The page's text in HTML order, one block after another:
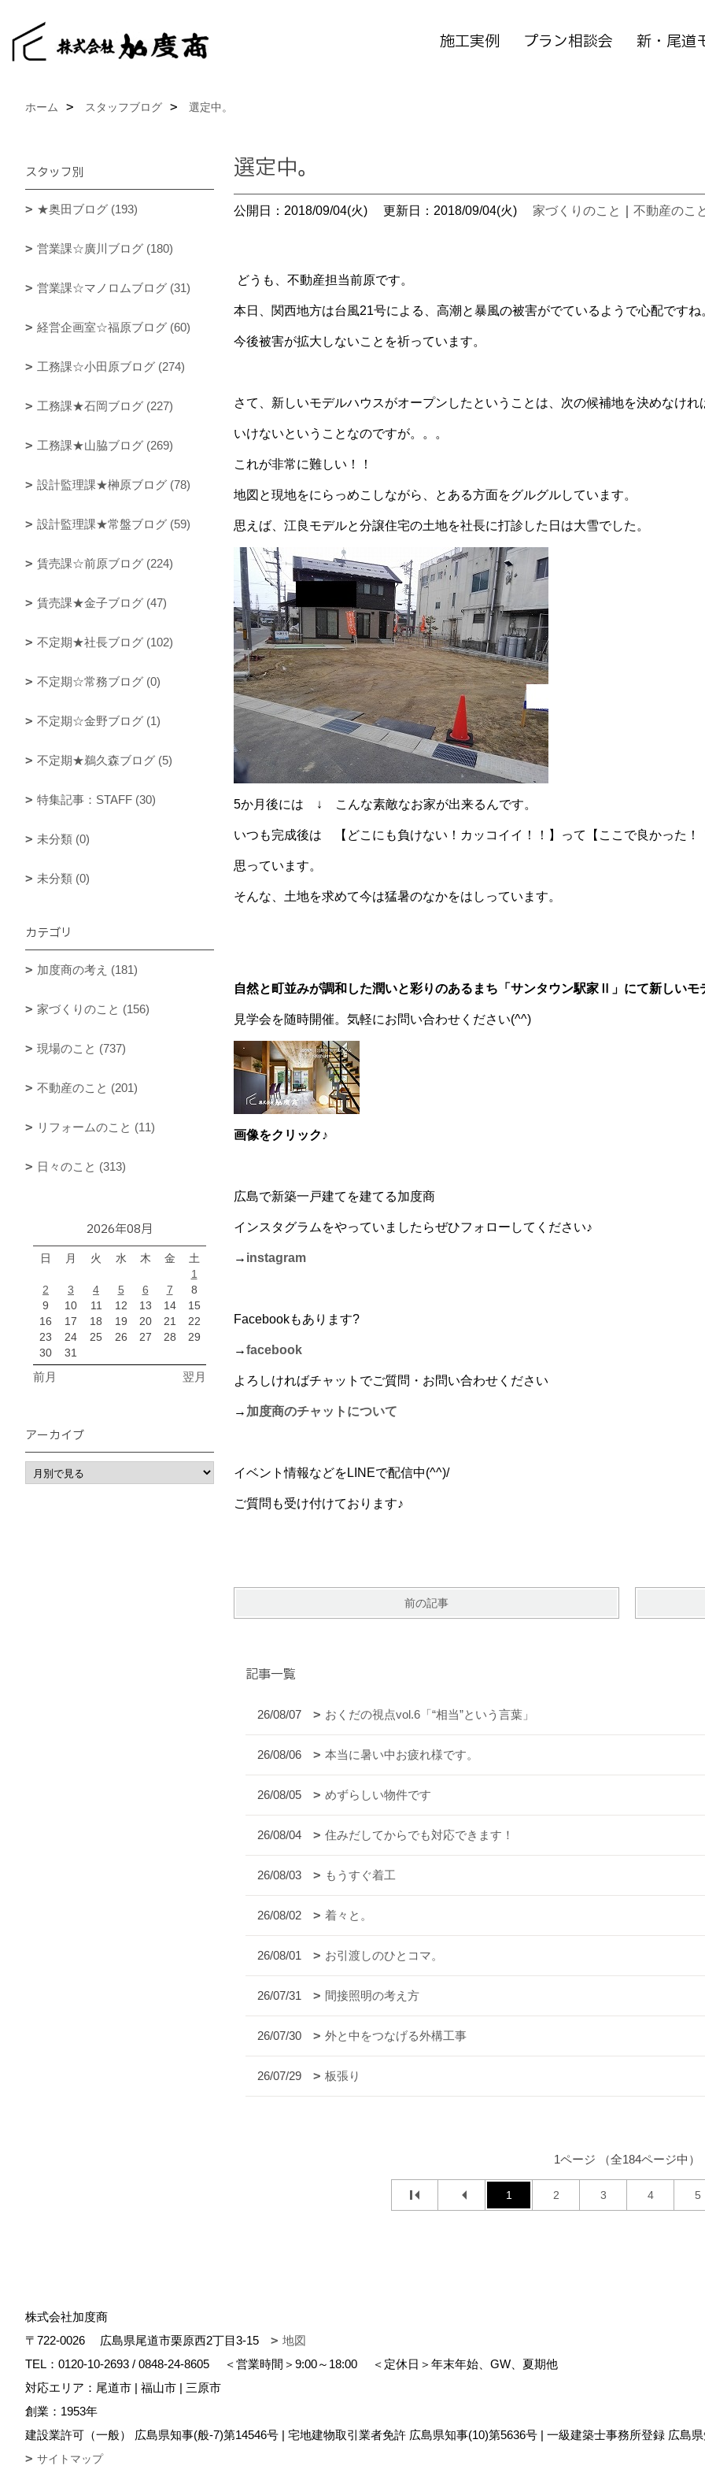
施工実例 プラン相談会 新・尾道
ホーム スタッフブログ 選定中。
選定中。
公開日：2018/09/04(火) 更新日：2018/09/04(火) 家づくりのこと 不動産のこ
どうも、不動産担当前原です。
本日、関西地方は台風21号による、高潮と暴風の被害がでているようで心配ですね
今後被害が拡大しないことを祈っています。
さて、新しいモデルハウスがオープンしたということは、次の候補地を決めなけれ
いけないということなのですが。。。
これが非常に難しい！！
地図と現地をにらっめこしながら、とある方面をグルグルしています。
思えば、江良モデルと分譲住宅の土地を社長に打診した日は大雪でした。
5か月後には ↓ こんな素敵なお家が出来るんです。
いつも完成後は 【どこにも負けない！カッコイイ！！】って【ここで良かった！
思っています。
そんな、土地を求めて今は猛暑のなかをはしっています。
自然と町並みが調和した潤いと彩りのあるまち「サンタウン駅家Ⅱ」にて新しいモ
見学会を随時開催。気軽にお問い合わせください(^^)
画像をクリック♪
広島で新築一戸建てを建てる加度商
インスタグラムをやっていましたらぜひフォローしてください♪
→ instagram
Facebookもあります?
→facebook
よろしければチャットでご質問・お問い合わせください
→ 加度商のチャットについて
イベント情報などをLINEで配信中(^^)/
ご質問も受け付けております♪
前の記事
記事一覧
26/08/07 おくだの視点vol.6「“相当”という言葉」
26/08/06 本当に暑い中お疲れ様です。
26/08/05 めずらしい物件です
26/08/04 住みだしてからでも対応できます！
26/08/03 もうすぐ着工
26/08/02 着々と。
26/08/01 お引渡しのひとコマ。
26/07/31 間接照明の考え方
26/07/30 外と中をつなげる外構工事
26/07/29 板張り
1ページ （全184ページ中）
1 2 3 4 5
スタッフ別
★奥田ブログ (193)
営業課☆廣川ブログ (180)
営業課☆マノロムブログ (31)
経営企画室☆福原ブログ (60)
工務課☆小田原ブログ (274)
工務課★石岡ブログ (227)
工務課★山脇ブログ (269)
設計監理課★榊原ブログ (78)
設計監理課★常盤ブログ (59)
賃売課☆前原ブログ (224)
賃売課★金子ブログ (47)
不定期★社長ブログ (102)
不定期☆常務ブログ (0)
不定期☆金野ブログ (1)
不定期★鵜久森ブログ (5)
特集記事：STAFF (30)
未分類 (0)
未分類 (0)
カテゴリ
加度商の考え (181)
家づくりのこと (156)
現場のこと (737)
不動産のこと (201)
リフォームのこと (11)
日々のこと (313)
2026年08月
日 月 火 水 木 金
土
1
2
3 4 5 6 7
8
9
10 11 12 13 14
15
16
17 18 19 20 21
22
23
24 25 26 27 28
29
30
31
前月 翌月
アーカイブ
株式会社加度商
〒722-0026
広島県尾道市栗原西2丁目3-15
地図
TEL： 0120-10-2693 / 0848-24-8605 ＜営業時間＞9:00～18:00
＜定休日＞年末年始、GW、夏期他
対応エリア：尾道市 | 福山市 | 三原市
創業：1953年
建設業許可（一般） 広島県知事(般-7)第14546号 | 宅地建物取引業者免許 広島県知事(10)第5636号 | 一級建築士事務所登録 広島
サイトマップ